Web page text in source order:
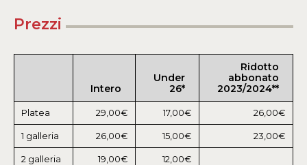
Prezzi
Intero
Under
26*
Ridotto
abbonato
2023/2024**
Platea 29,00€ 17,00€ 26,00€
1 galleria 26,00€ 15,00€ 23,00€
2 galleria 19,00€ 12,00€